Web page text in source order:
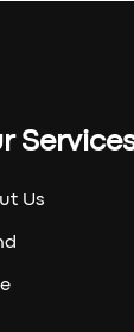
Us